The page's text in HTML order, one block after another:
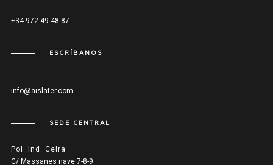
+34 972 49 48 87
ESCRÍBANOS
info@aislater.com
SEDE CENTRAL
Pol. Ind. Celrà
C/ Massanes nave 7-8-9